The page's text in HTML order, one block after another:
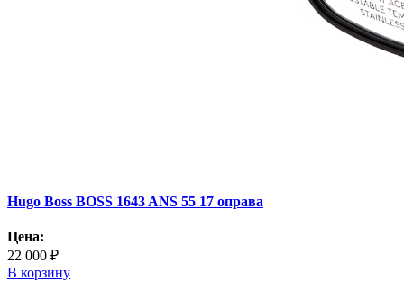
Hugo Boss BOSS 1643 ANS 55 17 оправа
Цена:
22 000 ₽
В корзину